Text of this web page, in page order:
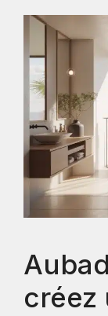
créez